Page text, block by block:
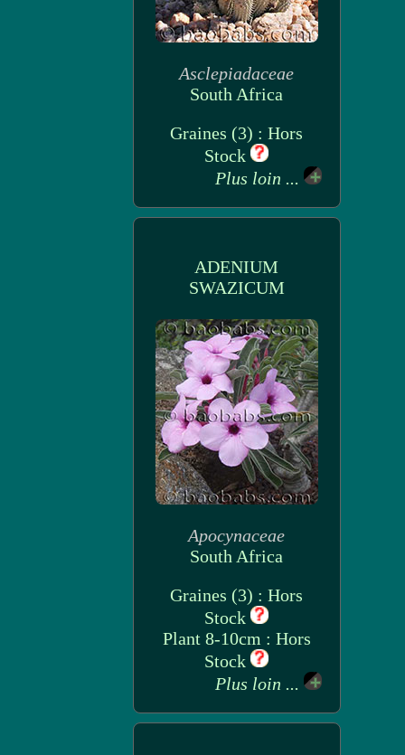
Asclepiadaceae
South Africa
Graines (3) : Hors
Stock
Plus loin ...
ADENIUM
SWAZICUM
Apocynaceae
South Africa
Graines (3) : Hors
Stock
Plant 8-10cm : Hors
Stock
Plus loin ...